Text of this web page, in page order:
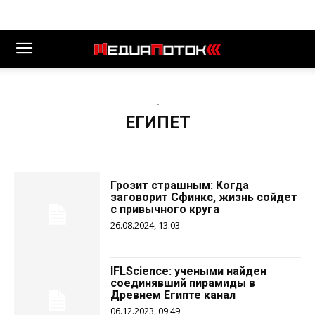
-
ЕГИПЕТ
Грозит страшным: Когда
заговорит Сфинкс, жизнь сойдет
с привычного круга
26.08.2024, 13:03
IFLScience: учеными найден
соединявший пирамиды в
Древнем Египте канал
06.12.2023, 09:49